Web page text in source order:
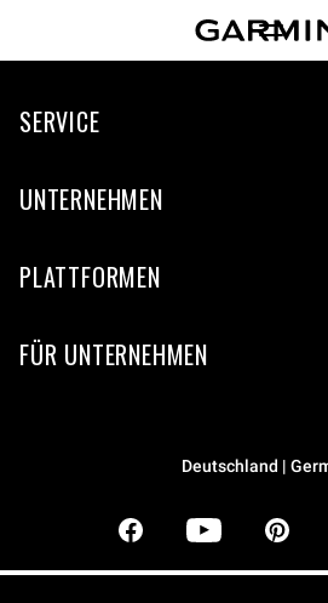
SERVICE
UNTERNEHMEN
PLATTFORMEN
FÜR UNTERNEHMEN
Deutschland |